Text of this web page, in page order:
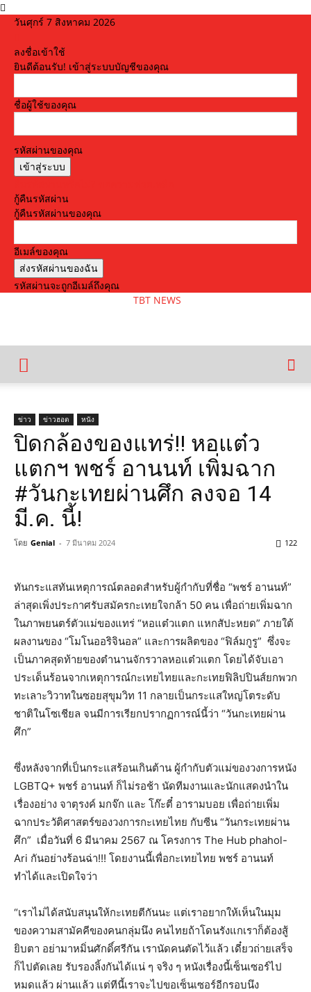
วันศุกร์ 7 สิงหาคม 2026
ลงชื่อเข้าใช้
ยินดีต้อนรับ! เข้าสู่ระบบบัญชีของคุณ
ชื่อผู้ใช้ของคุณ
รหัสผ่านของคุณ
กู้คืนรหัสผ่าน
กู้คืนรหัสผ่านของคุณ
อีเมล์ของคุณ
รหัสผ่านจะถูกอีเมล์ถึงคุณ
TBT NEWS
ข่าว ข่าวฮอต หนัง
ปิดกล้องของแทร่!! หอแต๋ว
แตกฯ พชร์ อานนท์ เพิ่มฉาก
#วันกะเทยผ่านศึก ลงจอ 14
มี.ค. นี้!
โดย Genial - 7 มีนาคม 2024 122
ทันกระแสทันเหตุการณ์ตลอดสำหรับผู้กำกับที่ชื่อ “พชร์ อานนท์”
ล่าสุดเพิ่งประกาศรับสมัครกะเทยใจกล้า 50 คน เพื่อถ่ายเพิ่มฉาก
ในภาพยนตร์ตัวแม่ของแทร่ “หอแต๋วแตก แหกสัปะหยด” ภายใต้
ผลงานของ “โมโนออริจินอล” และการผลิตของ “ฟิล์มกูรู” ซึ่งจะ
เป็นภาคสุดท้ายของตำนานจักรวาลหอแต๋วแตก โดยได้จับเอา
ประเด็นร้อนจากเหตุการณ์กะเทยไทยและกะเทยฟิลิปปินส์ยกพวก
ทะเลาะวิวาทในซอยสุขุมวิท 11 กลายเป็นกระแสใหญ่โตระดับ
ชาติในโซเชียล จนมีการเรียกปรากฏการณ์นี้ว่า “วันกะเทยผ่าน
ศึก”
ซึ่งหลังจากที่เป็นกระแสร้อนเกินต้าน ผู้กำกับตัวแม่ของวงการหนัง
LGBTQ+ พชร์ อานนท์ ก็ไม่รอช้า นัดทีมงานและนักแสดงนำใน
เรื่องอย่าง จาตุรงค์ มกจ๊ก และ โก๊ะตี๋ อารามบอย เพื่อถ่ายเพิ่ม
ฉากประวัติศาสตร์ของวงการกะเทยไทย กับซีน “วันกระเทยผ่าน
ศึก” เมื่อวันที่ 6 มีนาคม 2567 ณ โครงการ The Hub phahol-
Ari กันอย่างร้อนฉ่า!!! โดยงานนี้เพื่อกะเทยไทย พชร์ อานนท์
ทำได้และเปิดใจว่า
“เราไม่ได้สนับสนุนให้กะเทยตีกันนะ แต่เราอยากให้เห็นในมุม
ของความสามัคคีของคนกลุ่มนึง คนไทยถ้าโดนรังแกเราก็ต้องสู้
ยิบตา อย่ามาหมิ่นศักดิ์ศรีกัน เรานัดคนตัดไว้แล้ว เดี๋ยวถ่ายเสร็จ
ก็ไปตัดเลย รับรองลิ้งกันได้แน่ ๆ จริง ๆ หนังเรื่องนี้เซ็นเซอร์ไป
หมดแล้ว ผ่านแล้ว แต่ทีนี้เราจะไปขอเซ็นเซอร์อีกรอบนึง